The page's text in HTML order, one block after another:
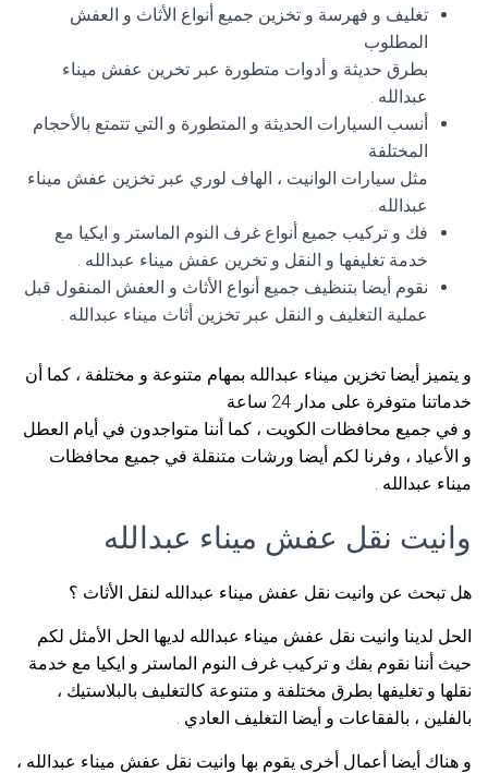
تغليف و فهرسة و تخزين جميع أنواع الأثاث و العفش
المطلوب
بطرق حديثة و أدوات متطورة عبر تخرين عفش ميناء
عبدالله .
أنسب السيارات الحديثة و المتطورة و التي تتمتع بالأحجام
المختلفة
مثل سيارات الوانيت ، الهاف لوري عبر تخزين عفش ميناء
عبدالله .
فك و تركيب جميع أنواع غرف النوم الماستر و ايكيا مع
خدمة تغليفها و النقل و تخرين عفش ميناء عبدالله .
نقوم أيضا بتنظيف جميع أنواع الأثاث و العفش المنقول قبل
عملية التغليف و النقل عبر تخزين أثاث ميناء عبدالله .
و يتميز أيضا تخزين ميناء عبدالله بمهام متنوعة و مختلفة ، كما أن
خدماتنا متوفرة على مدار 24 ساعة
و في جميع محافظات الكويت ، كما أننا متواجدون في أيام العطل
و الأعياد ، وفرنا لكم أيضا ورشات متنقلة في جميع محافظات
ميناء عبدالله .
وانيت نقل عفش ميناء عبدالله
هل تبحث عن وانيت نقل عفش ميناء عبدالله لنقل الأثاث ؟
الحل لدينا وانيت نقل عفش ميناء عبدالله لديها الحل الأمثل لكم
حيث أننا نقوم بفك و تركيب غرف النوم الماستر و ايكيا مع خدمة
نقلها و تغليفها بطرق مختلفة و متنوعة كالتغليف بالبلاستيك ،
بالفلين ، بالفقاعات و أيضا التغليف العادي .
و هناك أيضا أعمال أخرى يقوم بها وانيت نقل عفش ميناء عبدالله ،